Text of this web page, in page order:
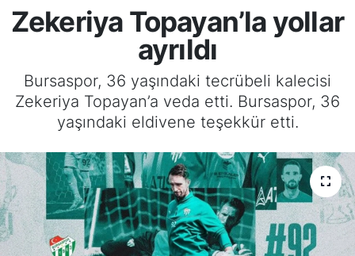
Zekeriya Topayan’la yollar
ayrıldı
Bursaspor, 36 yaşındaki tecrübeli kalecisi
Zekeriya Topayan’a veda etti. Bursaspor, 36
yaşındaki eldivene teşekkür etti.
Bursa Amatör
Voleybol
Bursa Trafik Yoğunluk Haritası
TFF 1.Lig Puan Durumu ve Fikstür
Tüm Manşetler
Haber Arşivi